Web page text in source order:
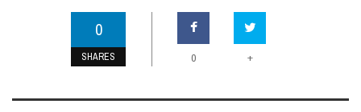
0
SHARES 0 +